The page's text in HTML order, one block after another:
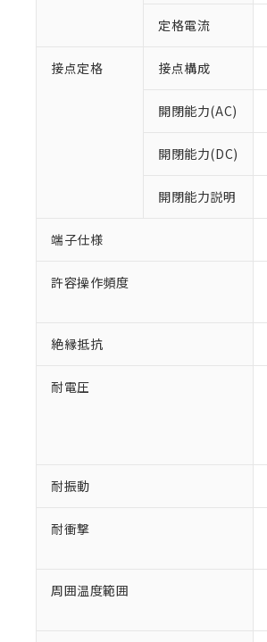
定格電流
接点定格 接点構成
開閉能力(AC)
開閉能力(DC)
開閉能力説明
端子仕様
許容操作頻度
絶縁抵抗
耐電圧
耐振動
耐衝撃
周囲温度範囲